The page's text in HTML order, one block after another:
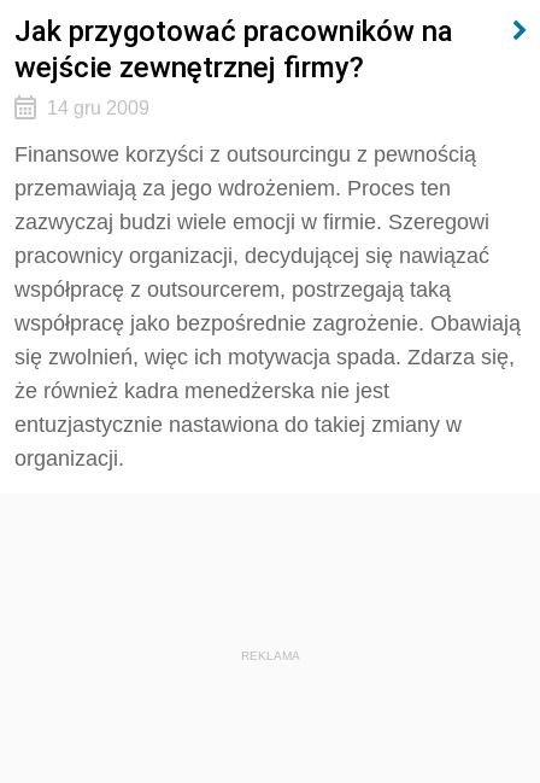
Jak przygotować pracowników na
wejście zewnętrznej firmy?
14 gru 2009
Finansowe korzyści z outsourcingu z pewnością
przemawiają za jego wdrożeniem. Proces ten
zazwyczaj budzi wiele emocji w firmie. Szeregowi
pracownicy organizacji, decydującej się nawiązać
współpracę z outsourcerem, postrzegają taką
współpracę jako bezpośrednie zagrożenie. Obawiają
się zwolnień, więc ich motywacja spada. Zdarza się,
że również kadra menedżerska nie jest
entuzjastycznie nastawiona do takiej zmiany w
organizacji.
REKLAMA